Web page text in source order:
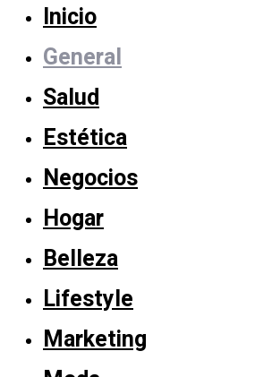
Inicio
General
Salud
Estética
Negocios
Hogar
Belleza
Lifestyle
Marketing